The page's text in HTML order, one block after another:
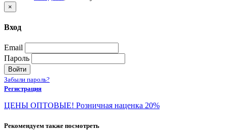
×
Вход
Email
Пароль
Войти
Забыли пароль?
Регистрация
ЦЕНЫ ОПТОВЫЕ! Розничная наценка 20%
Рекомендуем также посмотреть